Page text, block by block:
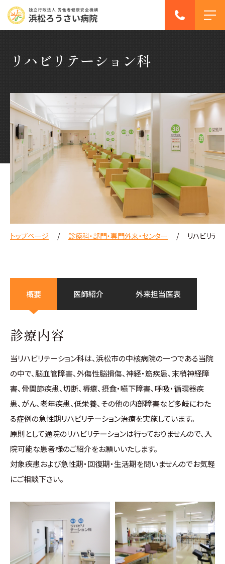
リハビリテーション科
トップページ 診療科・部門・専門外来・センター リハビリテ
概要 医師紹介 外来担当医表
診療内容
当リハビリテーション科は、浜松市の中核病院の一つである当院
の中で、脳血管障害、外傷性脳損傷、神経・筋疾患、末梢神経障
害、骨関節疾患、切断、褥瘡、摂食・嚥下障害、呼吸・循環器疾
患、がん、老年疾患、低栄養、その他の内部障害など多岐にわた
る症例の急性期リハビリテーション治療を実施しています。
原則として通院のリハビリテーションは行っておりませんので、入
院可能な患者様のご紹介をお願いいたします。
対象疾患および急性期・回復期・生活期を問いませんのでお気軽
にご相談下さい。